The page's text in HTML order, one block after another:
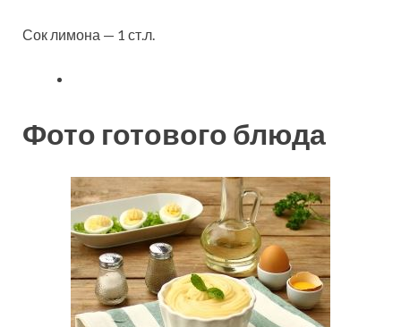
Сок лимона — 1 ст.л.
Фото готового блюда